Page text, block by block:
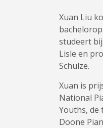
Xuan Liu
studeert
Lisle en
Schulze.
Xuan is
National
Youths, de
Doone